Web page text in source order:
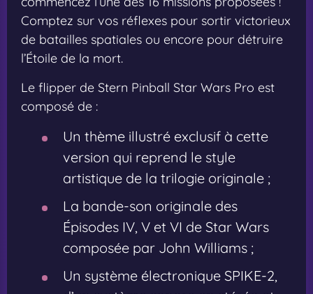
Comptez sur vos réflexes pour sortir victorieux
de batailles spatiales ou encore pour détruire
l’Étoile de la mort.
Le flipper de Stern Pinball Star Wars Pro est
composé de :
Un thème illustré exclusif à cette
version qui reprend le style
artistique de la trilogie originale ;
La bande-son originale des
Épisodes IV, V et VI de Star Wars
composée par John Williams ;
Un système électronique SPIKE-2,